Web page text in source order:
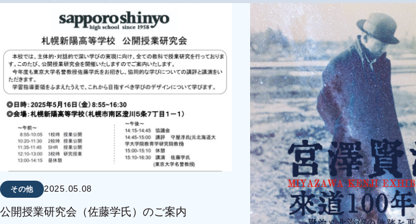
その他 2025.05.08
公開授業研究会（佐藤学氏）のご案内